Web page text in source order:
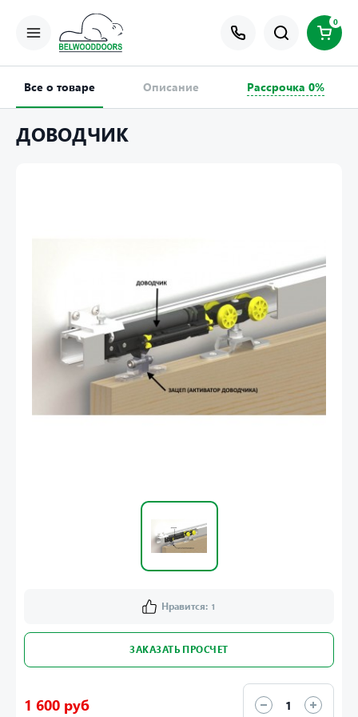
0
Все о товаре Описание Рассрочка 0%
ДОВОДЧИК
Нравится: 1
ЗАКАЗАТЬ ПРОСЧЕТ
1 600 руб